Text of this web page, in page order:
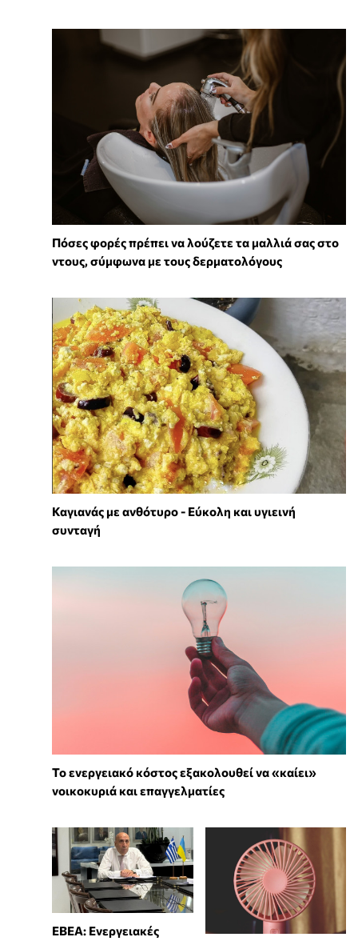
Πόσες φορές πρέπει να λούζετε τα μαλλιά σας στο
ντους, σύμφωνα με τους δερματολόγους
Καγιανάς με ανθότυρο - Εύκολη και υγιεινή
συνταγή
Το ενεργειακό κόστος εξακολουθεί να «καίει»
νοικοκυριά και επαγγελματίες
ΕΒΕΑ: Ενεργειακές